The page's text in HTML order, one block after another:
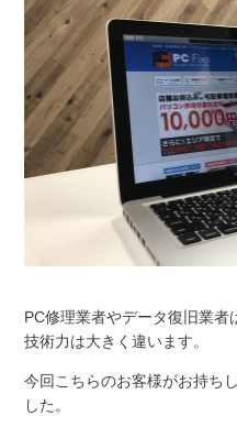
PC修理業者やデータ復旧業
技術力は大きく違います。
今回こちらのお客様がお持ち
した。